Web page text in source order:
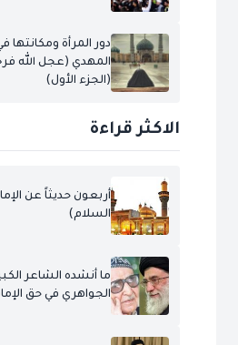
دور المرأة ومكانتها
المهدي (عجل الله
(الجزء الأول)
الاكثر قراءة
أربعون حديثاً عن
السلام)
ما أنشده الشاعر
الجواهري في حق